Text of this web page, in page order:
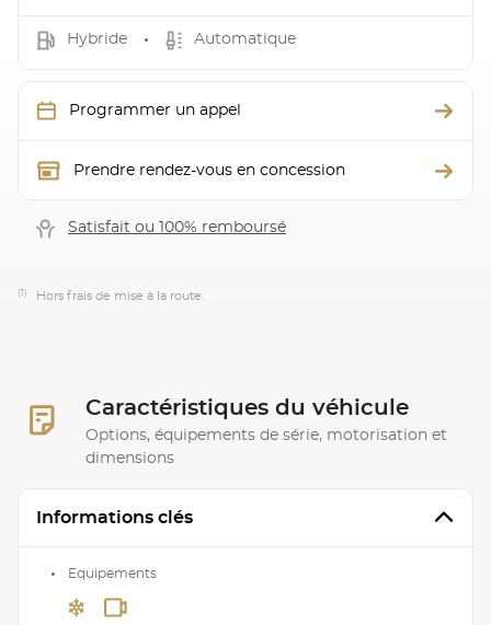
Hybride Automatique
Programmer un appel
Prendre rendez-vous en concession
Satisfait ou 100% remboursé
(1) Hors frais de mise à la route.
Caractéristiques du véhicule
Options, équipements de série, motorisation et
dimensions
Informations clés
Equipements